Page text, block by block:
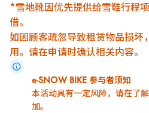
*雪地靴因优先提供给雪鞋行程
借。
如因顾客疏忽导致租赁物品损坏
用。请在申请时确认相关内容。
e-SNOW BIKE 参与者须知
本活动具有一定风险，请在了
加。